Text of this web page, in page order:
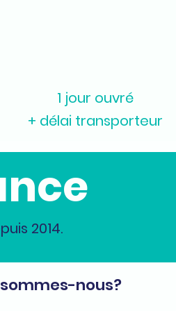
1 jour ouvré
+ délai transporteur
2014.
nous?